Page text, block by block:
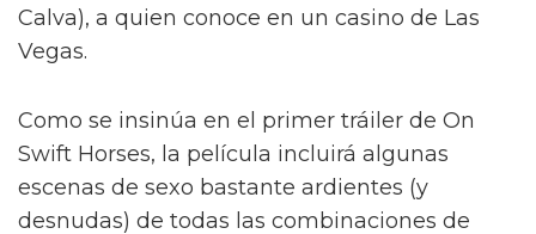
Calva), a quien conoce en un casino de Las
Vegas.
Como se insinúa en el primer tráiler de On
Swift Horses, la película incluirá algunas
escenas de sexo bastante ardientes (y
desnudas) de todas las combinaciones de